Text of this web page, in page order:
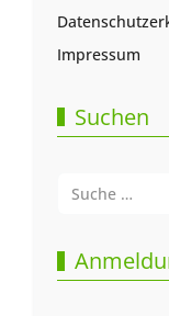
Impressum
Suchen